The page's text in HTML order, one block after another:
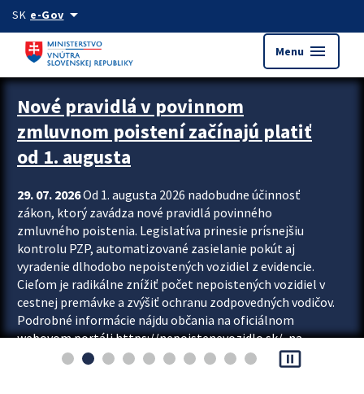
Preskocit na hlavný obsah
SK e-Govarrow_drop_down
Menu menu
Zastavit automatický posun upútavok
Nové pravidlá v povinnom
zmluvnom poistení začínajú platiť
od 1. augusta
29. 07. 2026Od 1. augusta 2026 nadobudne účinnosť
zákon, ktorý zavádza nové pravidlá povinného
zmluvného poistenia. Legislatíva prinesie prísnejšiu
kontrolu PZP, automatizované zasielanie pokút aj
vyradenie dlhodobo nepoistených vozidiel z evidencie.
Cieľom je radikálne znížiť počet nepoistených vozidiel v
cestnej premávke a zvýšiť ochranu zodpovedných vodičov.
Podrobné informácie nájdu občania na oficiálnom
webovom portáli https://nepoistenevozidlo.sk/, na
ktorom od augusta pribudne aj možnosť overiť si...
pause_presentation